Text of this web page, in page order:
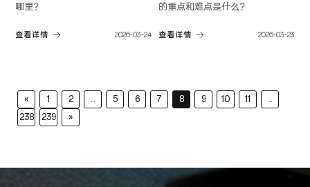
哪里？
查看详情 2026-03-24
的重点和难点是什么？
查看详情 2026-03-23
« 1 2 ... 5 6 7 8 9 10 11
...
238
239 »